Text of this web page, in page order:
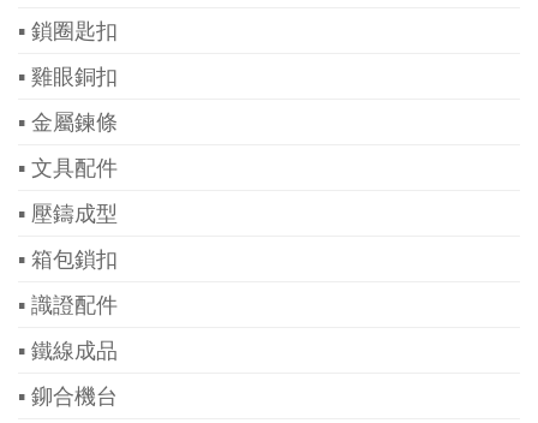
▪ 鎖圈匙扣
▪ 雞眼銅扣
▪ 金屬鍊條
▪ 文具配件
▪ 壓鑄成型
▪ 箱包鎖扣
▪ 識證配件
▪ 鐵線成品
▪ 鉚合機台